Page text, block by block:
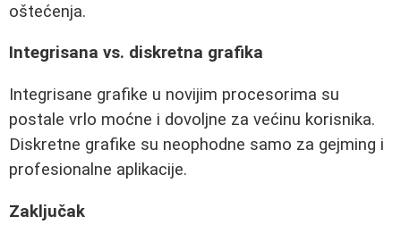
oštećenja.
Integrisana vs. diskretna grafika
Integrisane grafike u novijim procesorima su
postale vrlo moćne i dovoljne za većinu korisnika.
Diskretne grafike su neophodne samo za gejming i
profesionalne aplikacije.
Zaključak